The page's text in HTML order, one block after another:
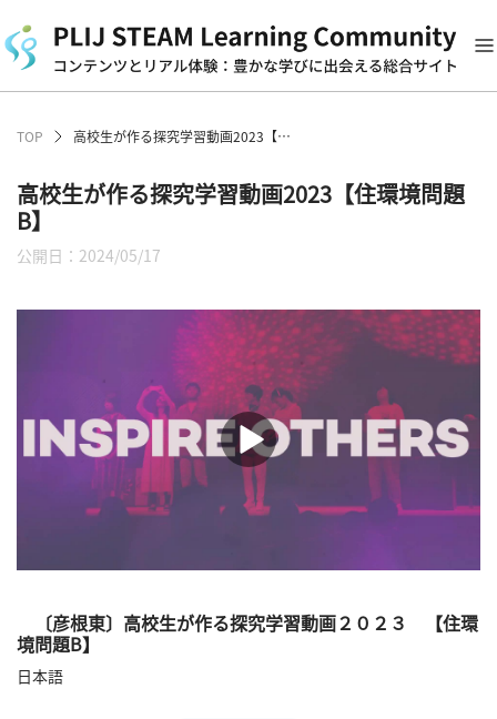
TOP 高校生が作る探究学習動画2023【住環境問題B】
高校生が作る探究学習動画2023【住環境問題
B】
公開日：2024/05/17
〔彦根東〕高校生が作る探究学習動画２０２３ 【住環
境問題B】
日本語